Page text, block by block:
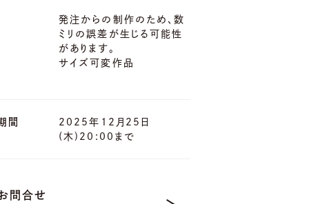
発注からの制作のため、数
ミリの誤差が生じる可能性
があります。
サイズ可変作品
間
2025年12月25日
(木)20:00まで
問合せ